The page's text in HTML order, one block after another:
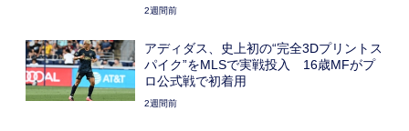
2週間前
アディダス、史上初の“完全3Dプリントス
パイク”をMLSで実戦投入 16歳MFがプ
ロ公式戦で初着用
2週間前